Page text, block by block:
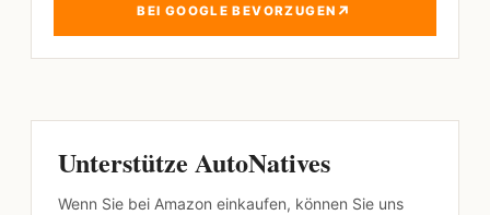
BEI GOOGLE BEVORZUGEN ↗
Unterstütze AutoNatives
Wenn Sie bei Amazon einkaufen, können Sie uns